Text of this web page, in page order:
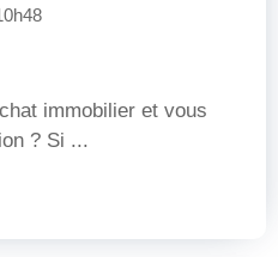
immobilier et vous
? Si ...